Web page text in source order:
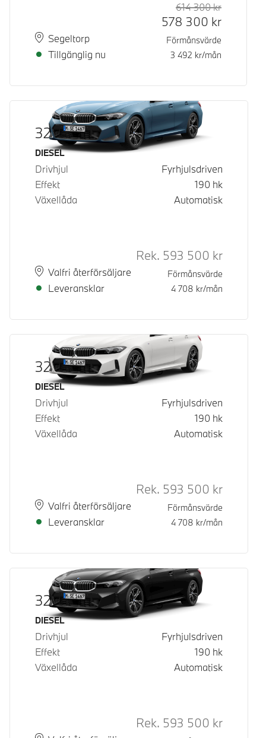
PlatsSegeltorp
Leveranstid
Tillgänglig nu
Rek. ord
614 300kr
578 300 kr
Förmånsvärde
3 492 kr/mån
320d xDrive Touring
Bränsle
DIESEL
Drivhjul
Fyrhjulsdriven
Effekt
190 hk
Växellåda
Automatisk
PlatsValfri återförsäljare
Leveranstid
Leveransklar
Rek. ord
Rek. 593 500 kr
Förmånsvärde
4 708 kr/mån
320d xDrive Touring
Bränsle
DIESEL
Drivhjul
Fyrhjulsdriven
Effekt
190 hk
Växellåda
Automatisk
PlatsValfri återförsäljare
Leveranstid
Leveransklar
Rek. ord
Rek. 593 500 kr
Förmånsvärde
4 708 kr/mån
320d xDrive Touring
Bränsle
DIESEL
Drivhjul
Fyrhjulsdriven
Effekt
190 hk
Växellåda
Automatisk
Rek. ord
Rek. 593 500 kr